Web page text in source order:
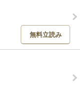
無料立読み